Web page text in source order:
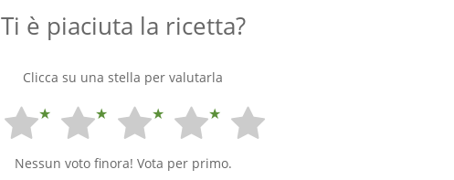
Ti è piaciuta la ricetta?
Clicca su una stella per valutarla
Nessun voto finora! Vota per primo.